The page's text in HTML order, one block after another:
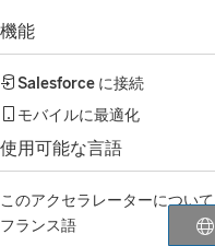
機能
Salesforce に接続
モバイルに最適化
使用可能な言語
このアクセラレーターについて
フランス語